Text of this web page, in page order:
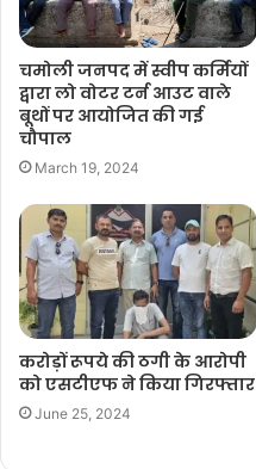
चमोली जनपद में स्वीप कर्मियों
द्वारा लो वोटर टर्न आउट वाले
बूथों पर आयोजित की गई
चौपाल
March 19, 2024
करोड़ों रूपये की ठगी के आरोपी
को एसटीएफ ने किया गिरफ्तार
June 25, 2024